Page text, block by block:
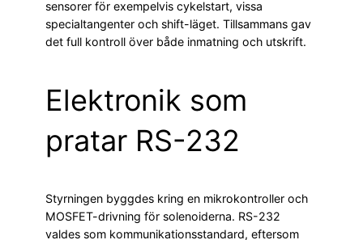
sensorer för exempelvis cykelstart, vissa
specialtangenter och shift-läget. Tillsammans gav
det full kontroll över både inmatning och utskrift.
Elektronik som
pratar RS-232
Styrningen byggdes kring en mikrokontroller och
MOSFET-drivning för solenoiderna. RS-232
valdes som kommunikationsstandard, eftersom